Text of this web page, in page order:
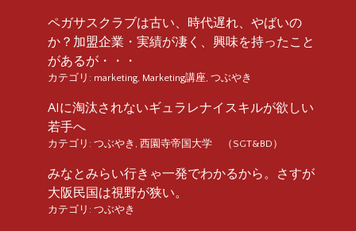
ペガサスクラブは古い、時代遅れ、やばいの
か？加盟企業・実績が凄く、興味を持ったこと
があるが・・・
カテゴリ: marketing Marketing講座 つぶやき
AIに淘汰されないギュラレナイスキルが欲しい
若手へ
カテゴリ: つぶやき 西園寺帝国大学 （SGT&BD）
みなとみらい行きゃ一発でわかるから。さすが
大阪民国は視野が狭い。
カテゴリ: つぶやき